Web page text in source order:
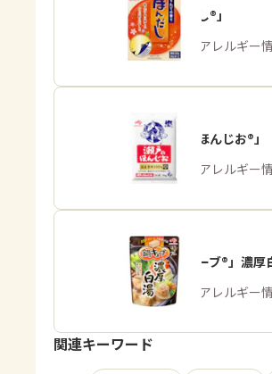
「ほんだし®」
商品・アレルギー
「瀬戸のほんじお®」
商品・アレルギー
「鍋キューブ®」濃厚
商品・アレルギー
関連キーワード